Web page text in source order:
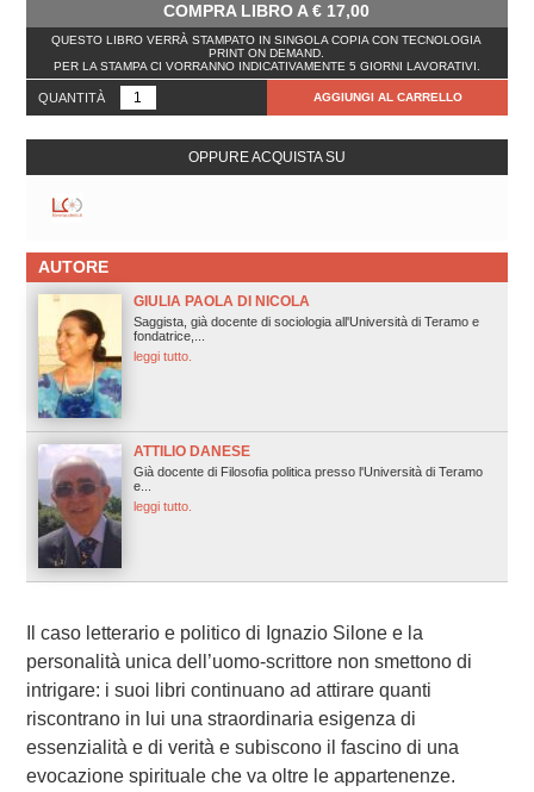
COMPRA LIBRO A€ 17,00
QUESTO LIBRO VERRÀ STAMPATO IN SINGOLA COPIA CON TECNOLOGIA
PRINT ON DEMAND.
PER LA STAMPA CI VORRANNO INDICATIVAMENTE 5 GIORNI LAVORATIVI.
QUANTITÀ AGGIUNGI AL CARRELLO
OPPURE ACQUISTA SU
AUTORE
GIULIA PAOLA DI NICOLA
Saggista, già docente di sociologia all'Università di Teramo e
fondatrice,...
leggi tutto.
ATTILIO DANESE
Già docente di Filosofia politica presso l'Università di Teramo
e...
leggi tutto.
Il caso letterario e politico di Ignazio Silone e la
personalità unica dell’uomo-scrittore non smettono di
intrigare: i suoi libri continuano ad attirare quanti
riscontrano in lui una straordinaria esigenza di
essenzialità e di verità e subiscono il fascino di una
evocazione spirituale che va oltre le appartenenze.